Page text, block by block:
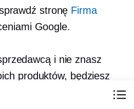
stronę Firma
Google.
i nie znasz
produktów, będziesz
o kody kreskowe u